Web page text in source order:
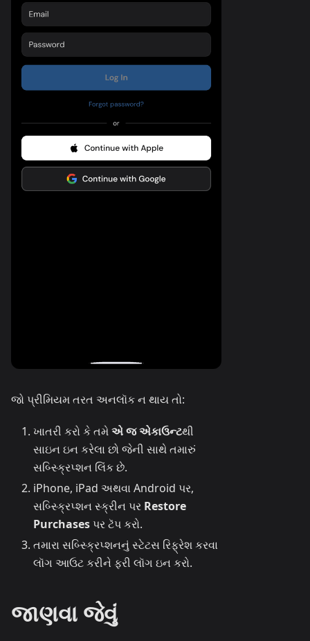
જો પ્રીમિયમ તરત અનલૉક ન થાય તો:
ખાતરી કરો કે તમેએ જ એકાઉન્ટથી
સાઇન ઇન કરેલા છો જેની સાથે તમારું
સબ્સ્ક્રિપ્શન લિંક છે.
iPhone, iPad અથવા Android પર,
સબ્સ્ક્રિપ્શન સ્ક્રીન પર Restore
Purchasesપર ટૅપ કરો.
તમારા સબ્સ્ક્રિપ્શનનું સ્ટેટસ રિફ્રેશ કરવા
લૉગ આઉટ કરીને ફરી લૉગ ઇન કરો.
જાણવા જેવું